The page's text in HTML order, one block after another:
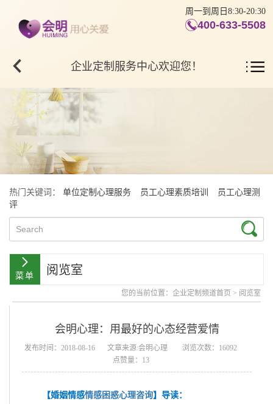
周一到周日8:30-20:30
400-633-5508
企业定制服务中心欢迎您！
热门关键词： 单位定制心理服务 员工心理素质培训
员工心理测
评
阅览室
您的当前位置： 企业定制频道首页 > 阅览室
会明心理：用最好的心态经营爱情
发布时间：2018-08-16 文章来源:会明心理
浏览次数：16092
点赞量：13
【婚姻情感情感困惑心理咨询】导读：